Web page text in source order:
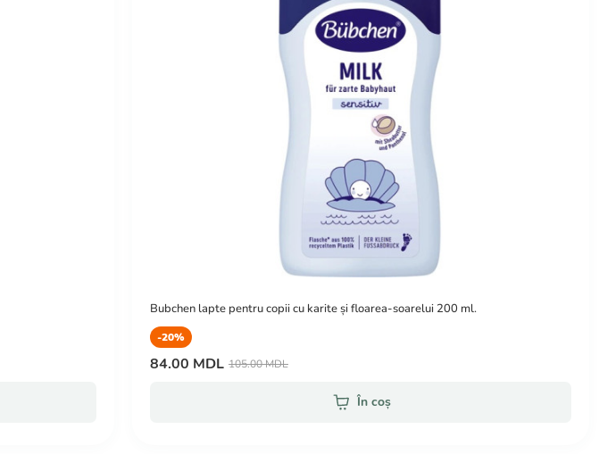
Bubchen lapte pentru copii cu karite și floarea-soarelui 200 ml.
-20%
84.00 MDL 105.00 MDL
În coș